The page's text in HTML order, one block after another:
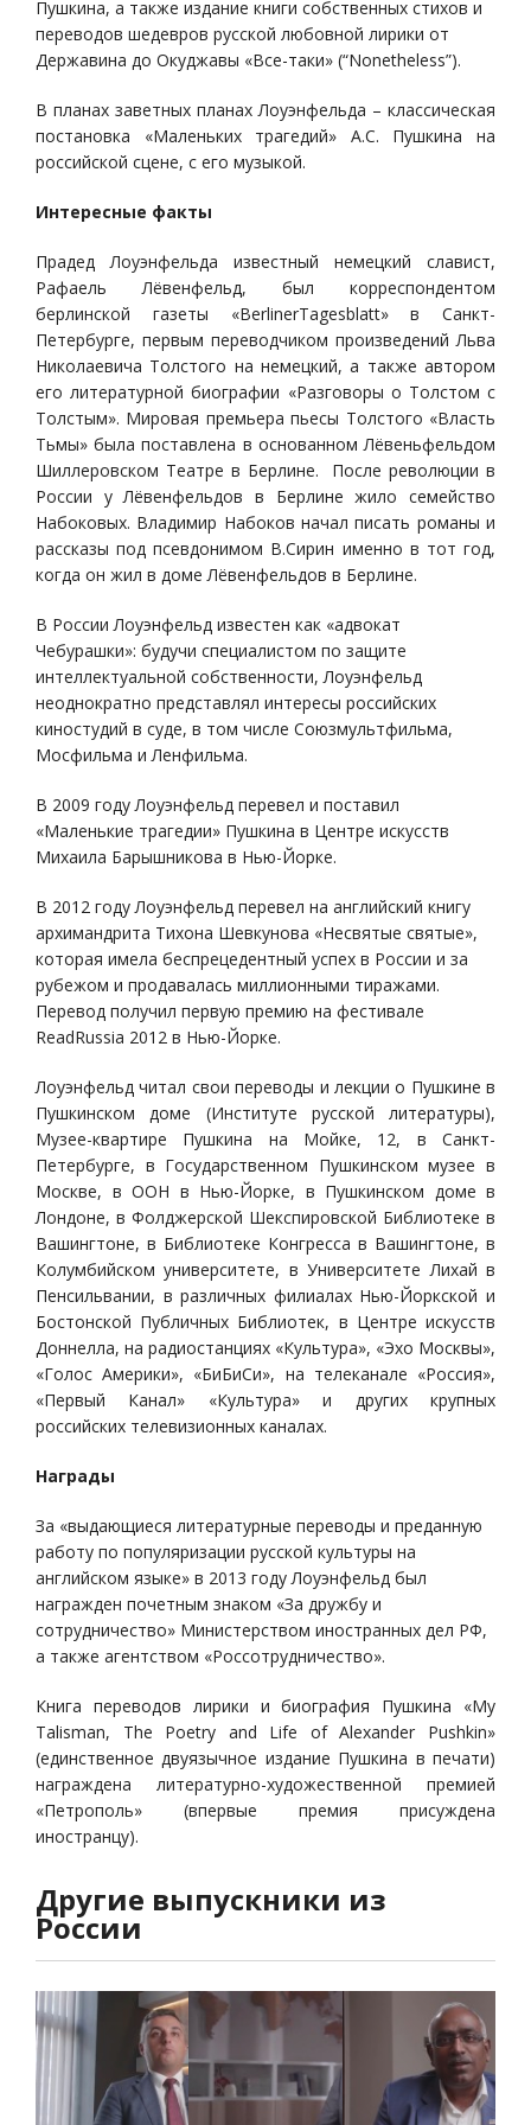
Пушкина, а также издание книги собственных стихов и
переводов шедевров русской любовной лирики от
Державина до Окуджавы «Все-таки» (“Nonetheless”).
В планах заветных планах Лоуэнфельда – классическая
постановка «Маленьких трагедий» А.С. Пушкина на
российской сцене, с его музыкой.
Интересные факты
Прадед Лоуэнфельда известный немецкий славист,
Рафаель Лёвенфельд, был корреспондентом
берлинской газеты «BerlinerTagesblatt» в Санкт-
Петербурге, первым переводчиком произведений Льва
Николаевича Толстого на немецкий, а также автором
его литературной биографии «Разговоры о Толстом с
Толстым». Мировая премьера пьесы Толстого «Власть
Тьмы» была поставлена в основанном Лёвеньфельдом
Шиллеровском Театре в Берлине. После революции в
России у Лёвенфельдов в Берлине жило семейство
Набоковых. Владимир Набоков начал писать романы и
рассказы под псевдонимом В.Сирин именно в тот год,
когда он жил в доме Лёвенфельдов в Берлине.
В России Лоуэнфельд известен как «адвокат
Чебурашки»: будучи специалистом по защите
интеллектуальной собственности, Лоуэнфельд
неоднократно представлял интересы российских
киностудий в суде, в том числе Союзмультфильма,
Мосфильма и Ленфильма.
В 2009 году Лоуэнфельд перевел и поставил
«Маленькие трагедии» Пушкина в Центре искусств
Михаила Барышникова в Нью-Йорке.
В 2012 году Лоуэнфельд перевел на английский книгу
архимандрита Тихона Шевкунова «Несвятые святые»,
которая имела беспрецедентный успех в России и за
рубежом и продавалась миллионными тиражами.
Перевод получил первую премию на фестивале
ReadRussia 2012 в Нью-Йорке.
Лоуэнфельд читал свои переводы и лекции о Пушкине в
Пушкинском доме (Институте русской литературы),
Музее-квартире Пушкина на Мойке, 12, в Санкт-
Петербурге, в Государственном Пушкинском музее в
Москве, в ООН в Нью-Йорке, в Пушкинском доме в
Лондоне, в Фолджерской Шекспировской Библиотеке в
Вашингтоне, в Библиотеке Конгресса в Вашингтоне, в
Колумбийском университете, в Университете Лихай в
Пенсильвании, в различных филиалах Нью-Йоркской и
Бостонской Публичных Библиотек, в Центре искусств
Доннелла, на радиостанциях «Культура», «Эхо Москвы»,
«Голос Америки», «БиБиCи», на телеканале «Россия»,
«Первый Канал» «Культура» и других крупных
российских телевизионных каналах.
Награды
За «выдающиеся литературные переводы и преданную
работу по популяризации русской культуры на
английском языке» в 2013 году Лоуэнфельд был
награжден почетным знаком «За дружбу и
сотрудничество» Министерством иностранных дел РФ,
а также агентством «Россотрудничество».
Книга переводов лирики и биография Пушкина «My
Talisman, The Poetry and Life of Alexander Pushkin»
(единственное двуязычное издание Пушкина в печати)
награждена литературно-художественной премией
«Петрополь» (впервые премия присуждена
иностранцу).
Другие выпускники из
России